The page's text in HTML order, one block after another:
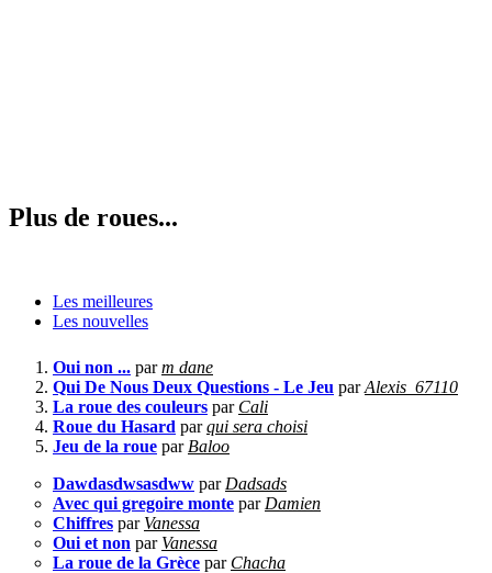
Plus de roues...
Les meilleures
Les nouvelles
Oui non ... parm dane
Qui De Nous Deux Questions - Le Jeu parAlexis_67110
La roue des couleurs par Cali
Roue du Hasard parqui sera choisi
Jeu de la roue par Baloo
Dawdasdwsasdww par Dadsads
Avec qui gregoire monte par Damien
Chiffres par Vanessa
Oui et non par Vanessa
La roue de la Grèce par Chacha